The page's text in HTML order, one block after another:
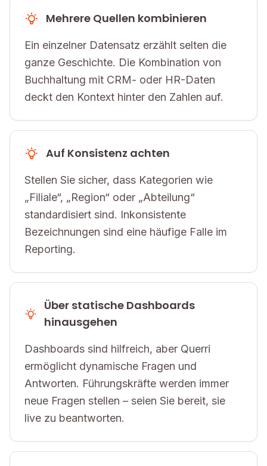
Mehrere Quellen kombinieren
Ein einzelner Datensatz erzählt selten die
ganze Geschichte. Die Kombination von
Buchhaltung mit CRM- oder HR-Daten
deckt den Kontext hinter den Zahlen auf.
Auf Konsistenz achten
Stellen Sie sicher, dass Kategorien wie
„Filiale“, „Region“ oder „Abteilung“
standardisiert sind. Inkonsistente
Bezeichnungen sind eine häufige Falle im
Reporting.
Über statische Dashboards
hinausgehen
Dashboards sind hilfreich, aber Querri
ermöglicht dynamische Fragen und
Antworten. Führungskräfte werden immer
neue Fragen stellen – seien Sie bereit, sie
live zu beantworten.